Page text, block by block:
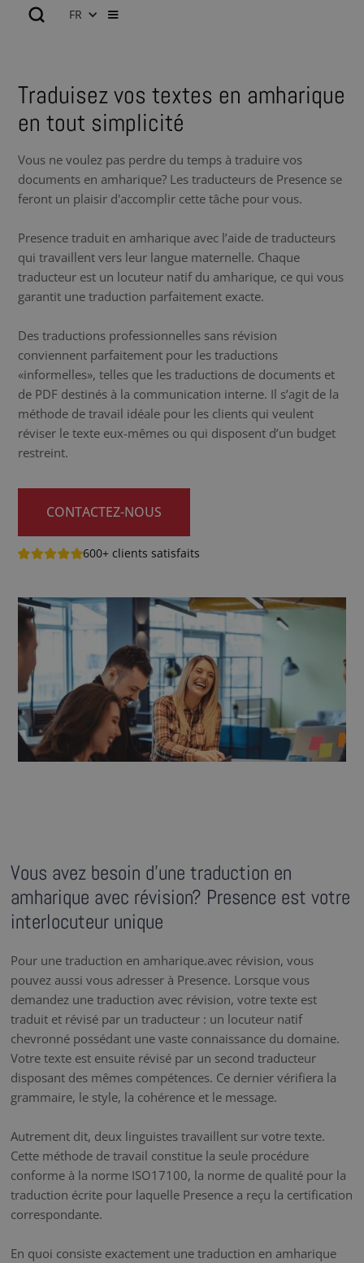
FR
Traduisez vos textes en amharique
en tout simplicité
Vous ne voulez pas perdre du temps à traduire vos
documents en amharique? Les traducteurs de Presence se
feront un plaisir d'accomplir cette tâche pour vous.
Presence traduit en amharique avec l’aide de traducteurs
qui travaillent vers leur langue maternelle. Chaque
traducteur est un locuteur natif du amharique, ce qui vous
garantit une traduction parfaitement exacte.
Des traductions professionnelles sans révision
conviennent parfaitement pour les traductions
«informelles», telles que les traductions de documents et
de PDF destinés à la communication interne. Il s’agit de la
méthode de travail idéale pour les clients qui veulent
réviser le texte eux-mêmes ou qui disposent d’un budget
restreint.
CONTACTEZ-NOUS
600+ clients satisfaits
Vous avez besoin d’une traduction en
amharique avec révision? Presence est votre
interlocuteur unique
Pour une traduction en amharique.avec révision, vous
pouvez aussi vous adresser à Presence. Lorsque vous
demandez une traduction avec révision, votre texte est
traduit et révisé par un traducteur : un locuteur natif
chevronné possédant une vaste connaissance du domaine.
Votre texte est ensuite révisé par un second traducteur
disposant des mêmes compétences. Ce dernier vérifiera la
grammaire, le style, la cohérence et le message.
Autrement dit, deux linguistes travaillent sur votre texte.
Cette méthode de travail constitue la seule procédure
conforme à la norme ISO17100, la norme de qualité pour la
traduction écrite pour laquelle Presence a reçu la certification
correspondante.
En quoi consiste exactement une traduction en amharique